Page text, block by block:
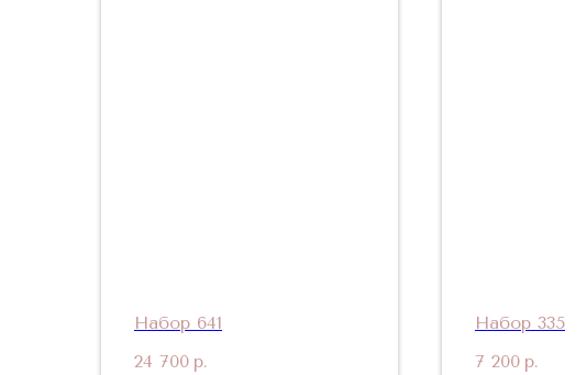
Набор 641
24 700 р.
Набор 335
7 200 р.